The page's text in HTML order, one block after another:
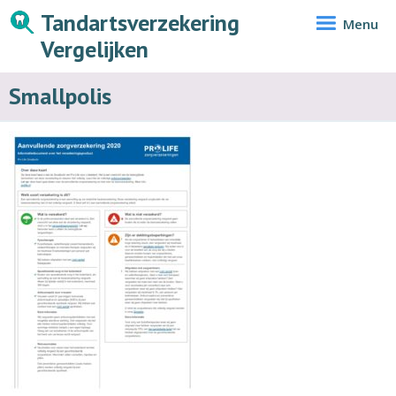
Tandartsverzekering
Vergelijken
Menu
Smallpolis